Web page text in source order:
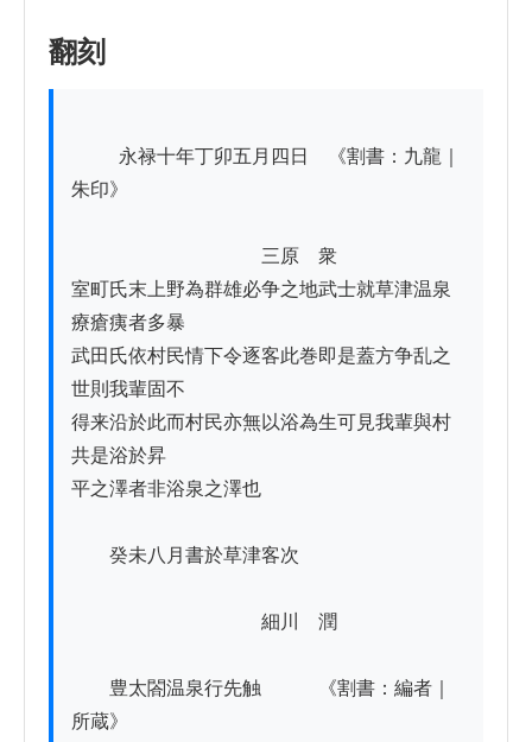
翻刻
朱印》
三原　衆
室町氏末上野為群雄必争之地武士就草津温泉
療瘡痍者多暴
武田氏依村民情下令逐客此巻即是蓋方争乱之
世則我輩固不
得来沿於此而村民亦無以浴為生可見我輩與村
共是浴於昇
平之澤者非浴泉之澤也
癸未八月書於草津客次
細川　潤
豊太閤温泉行先触　　　《割書：編者｜
所蔵》